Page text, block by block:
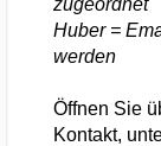
zugeordnet
Huber =
werden
Öffnen Sie
Kontakt,